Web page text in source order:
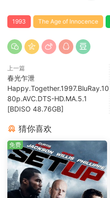
1993 The Age of Innocence
上一篇
春光乍泄
Happy.Together.1997.BluRay.10
80p.AVC.DTS-HD.MA.5.1
[BDISO 48.76GB]
猜你喜欢
免费